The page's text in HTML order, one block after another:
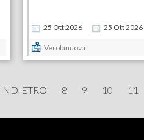
25 Ott2026 25 Ott2026
Verolanuova
INDIETRO 8 9 10 11